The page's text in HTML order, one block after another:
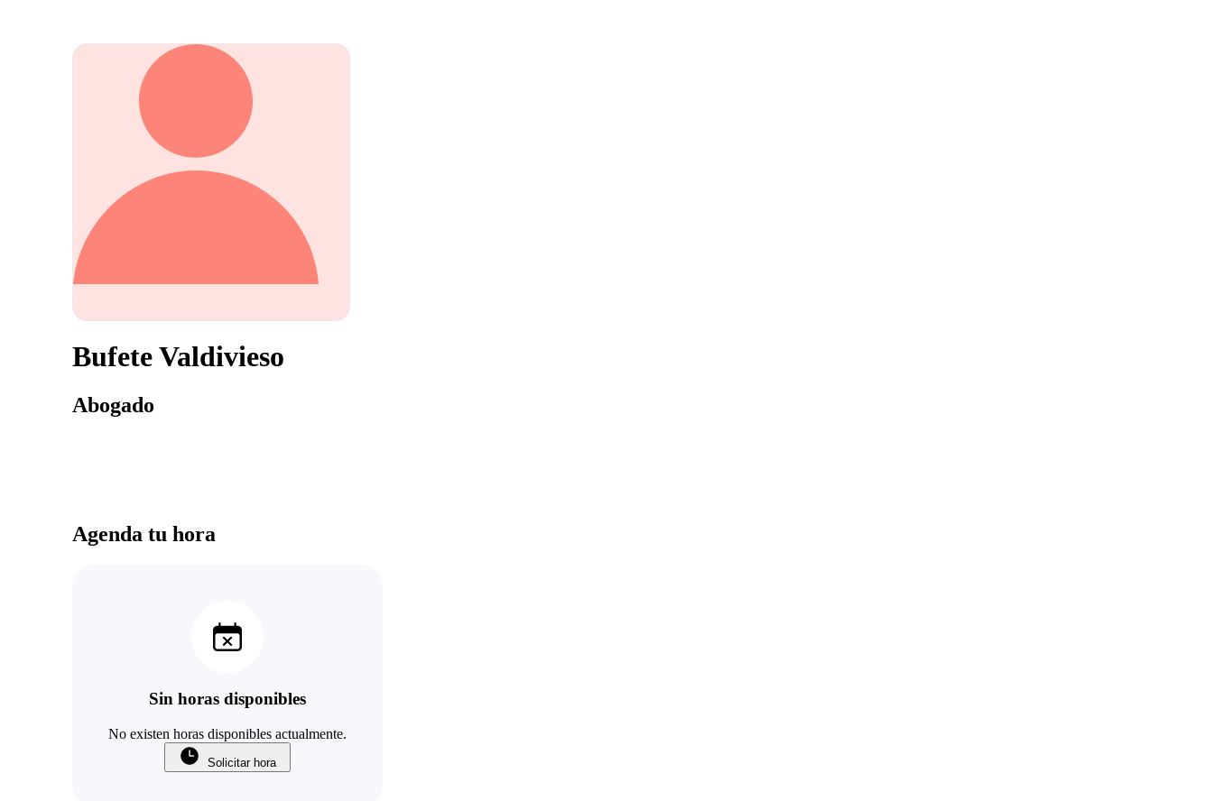
Bufete Valdivieso
Abogado
Agenda tu hora
Sin horas disponibles
No existen horas disponibles actualmente.
Solicitar hora